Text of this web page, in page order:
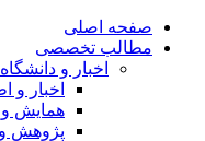
صفحه اصلی
مطالب تخصصی
اخبار و دانشگاه
اخبار و
همایش و
پژوهش و